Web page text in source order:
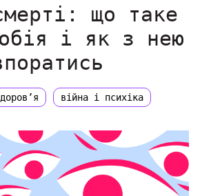
що таке
і як з нею
війна і психіка